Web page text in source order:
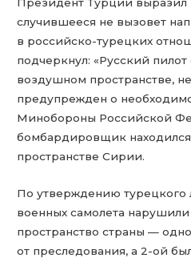
случившееся не вызовет
в российско-турецких
подчеркнул: «Русский пилот
воздушном пространстве,
предупрежден о
Минобороны Российской
бомбардировщик
пространстве Сирии.
По утверждению турецкого
военных самолета
пространство страны —
от преследования, а 2-ой